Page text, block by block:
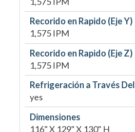
Recorido en Rapido (Eje Y)
1,575 IPM
Recorido en Rapido (Eje Z)
1,575 IPM
Refrigeración a Través
yes
Dimensiones
116" X 129" X 130" H